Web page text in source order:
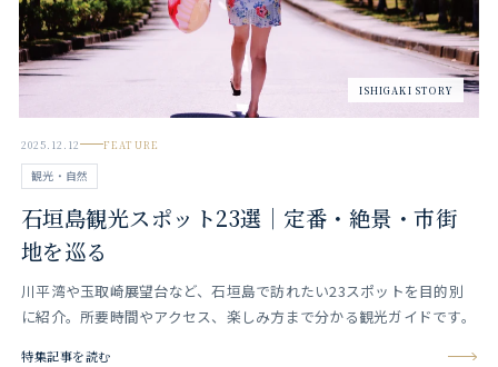
ISHIGAKI STORY
2025.12.12 FEATURE
観光・自然
石垣島観光スポット23選｜定番・絶景・市街
地を巡る
川平湾や玉取崎展望台など、石垣島で訪れたい23スポットを目的別
に紹介。所要時間やアクセス、楽しみ方まで分かる観光ガイドです。
特集記事を読む